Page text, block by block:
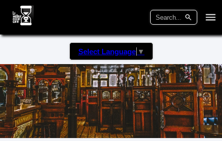
Select Language ▼